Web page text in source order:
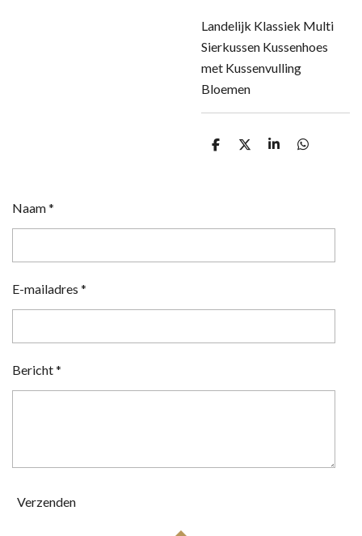
Landelijk Klassiek Multi
Sierkussen Kussenhoes
met Kussenvulling
Bloemen
D
D
S
D
Naam *
E-mailadres *
Bericht *
Verzenden